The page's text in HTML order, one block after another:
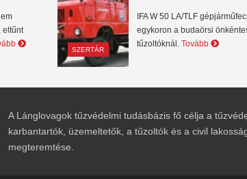
eltűnt
SZERTÁR
IFA W 50 LA/TLF
egykoron a budaörsi
tűzoltóknál. Tovább
A Lánglovagok tűzvédelmi tudásbázis fő célja a
karbantartók, üzemeltetők, a tűzoltók és a civil
megteremtése.